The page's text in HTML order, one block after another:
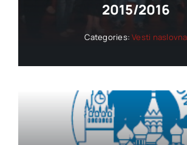
2015/2016
Categories:Vesti naslovna